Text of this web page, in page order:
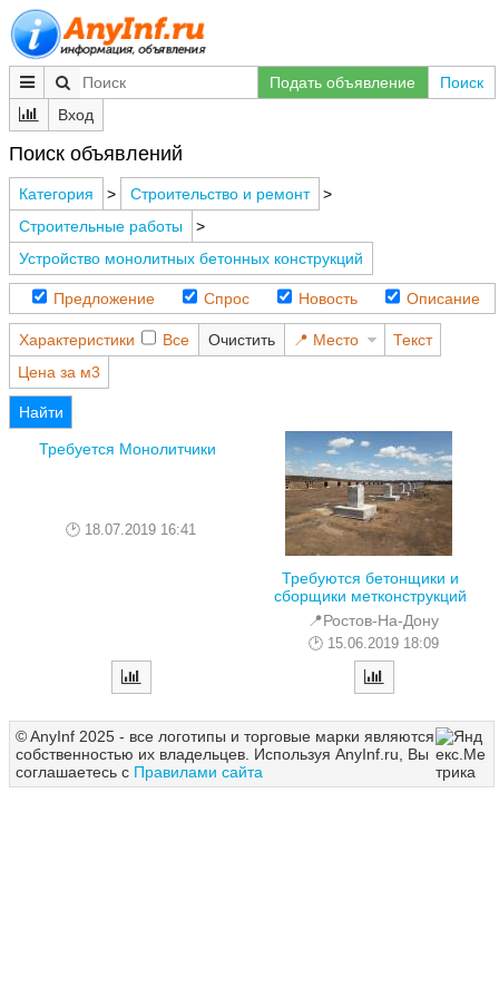
Подать объявление
Поиск
Вход
Поиск объявлений
Категория > Строительство и ремонт
>
Строительные работы
>
Устройство монолитных бетонных конструкций
Предложение Спрос Новость Описание
Характеристики Все Очистить Место
Текст
Цена за м3
Найти
Требуется Монолитчики
18.07.2019 16:41
Требуются бетонщики и
сборщики метконструкций
📍Ростов-На-Дону
15.06.2019 18:09
© AnyInf 2025 - все логотипы и торговые марки являются
собственностью их владельцев. Используя AnyInf.ru, Вы
соглашаетесь с Правилами сайта